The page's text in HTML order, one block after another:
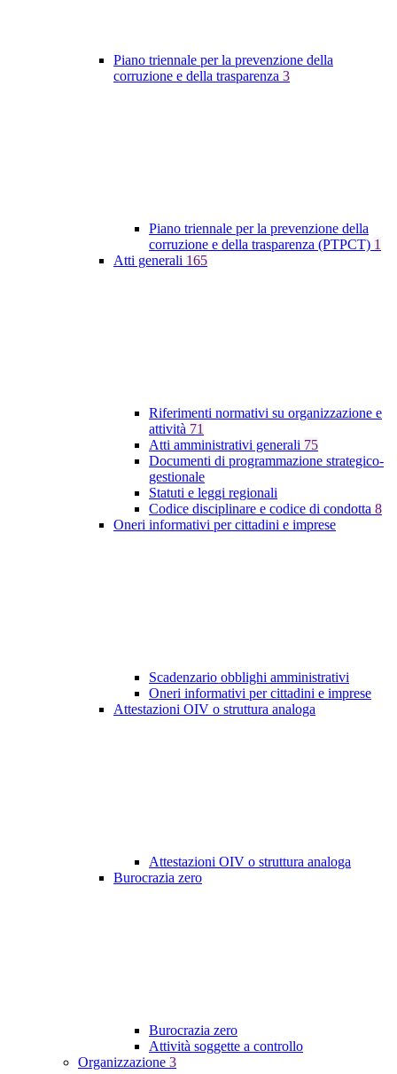
Piano triennale per la prevenzione della
corruzione e della trasparenza 3
Piano triennale per la prevenzione della
corruzione e della trasparenza (PTPCT) 1
Atti generali 165
Riferimenti normativi su organizzazione e
attività 71
Atti amministrativi generali 75
Documenti di programmazione strategico-
gestionale
Statuti e leggi regionali
Codice disciplinare e codice di condotta 8
Oneri informativi per cittadini e imprese
Scadenzario obblighi amministrativi
Oneri informativi per cittadini e imprese
Attestazioni OIV o struttura analoga
Attestazioni OIV o struttura analoga
Burocrazia zero
Burocrazia zero
Attività soggette a controllo
Organizzazione 3